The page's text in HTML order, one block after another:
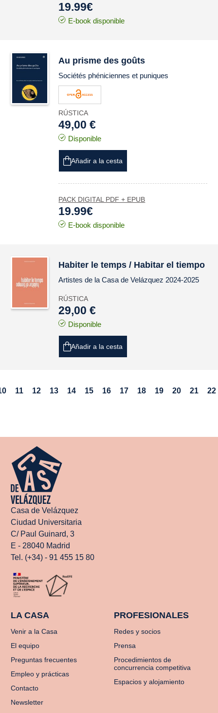
19.99€
E-book disponible
Au prisme des goûts
Sociétés phéniciennes et puniques
RÚSTICA
49,00 €
Disponible
Añadir a la cesta
PACK DIGITAL PDF + EPUB
19.99€
E-book disponible
Habiter le temps / Habitar el tiempo
Artistes de la Casa de Velázquez 2024-2025
RÚSTICA
29,00 €
Disponible
Añadir a la cesta
11 12 13 14 15 16 17 18 19 20 21 22
Casa de Velázquez
Ciudad Universitaria
C/ Paul Guinard, 3
E - 28040 Madrid
Tel. (+34) - 91 455 15 80
LA CASA
Venir a la Casa
El equipo
Preguntas frecuentes
Empleo y prácticas
Contacto
Newsletter
PROFESIONALES
Redes y socios
Prensa
Procedimientos de
concurrencia competitiva
Espacios y alojamiento